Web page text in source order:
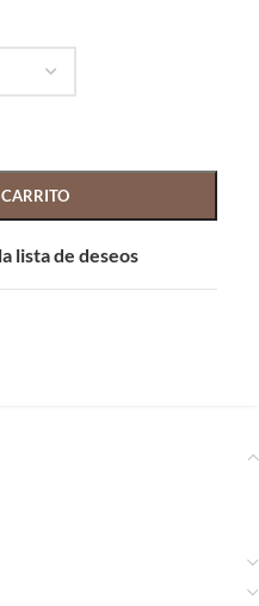
lista de deseos